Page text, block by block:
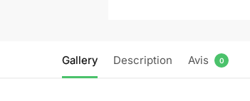
Gallery Description Avis 0